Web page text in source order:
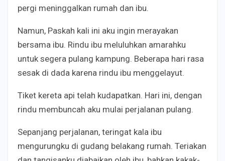
pergi meninggalkan rumah dan ibu.
Namun, Paskah kali ini aku ingin merayakan
bersama ibu. Rindu ibu meluluhkan amarahku
untuk segera pulang kampung. Beberapa hari rasa
sesak di dada karena rindu ibu menggelayut.
Tiket kereta api telah kudapatkan. Hari ini, dengan
rindu membuncah aku mulai perjalanan pulang.
Sepanjang perjalanan, teringat kala ibu
mengurungku di gudang belakang rumah. Teriakan